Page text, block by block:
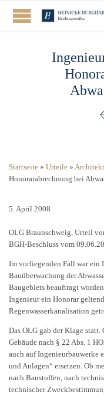
Startseite » Urteile »
Honorarabrechnung bei
5. April 2008
OLG Braunschweig, Urteil
BGH-Beschluss vom
Im vorliegenden Fall war ein
Bauüberwachung der
Baugebiets beauftragt
Ingenieur ein Honorar
Regenwasserkanalisation
Das OLG gab der Klage
Gebäude nach § 22 Abs. 1
auch auf Ingenieurbauwerke
und Anlagen“ ersetzen. Ob
nach Baustoffen, nach
technischer